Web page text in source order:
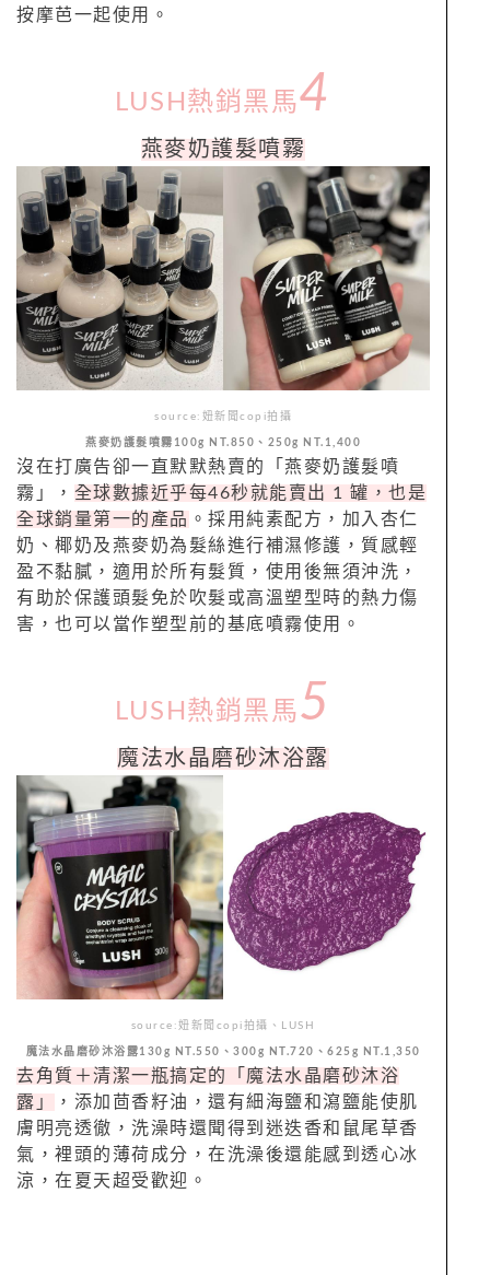
按摩芭一起使用。
LUSH熱銷黑馬4
燕麥奶護髮噴霧
source:妞新聞copi拍攝
燕麥奶護髮噴霧100g NT.850、250g NT.1,400
沒在打廣告卻一直默默熱賣的「燕麥奶護髮噴
霧」， 全球數據近乎每46秒就能賣出 1 罐，也是
全球銷量第一的產品 。採用純素配方，加入杏仁
奶、椰奶及燕麥奶為髮絲進行補濕修護，質感輕
盈不黏膩，適用於所有髮質，使用後無須沖洗，
有助於保護頭髮免於吹髮或高溫塑型時的熱力傷
害，也可以當作塑型前的基底噴霧使用。
LUSH熱銷黑馬5
魔法水晶磨砂沐浴露
source:妞新聞copi拍攝、LUSH
魔法水晶磨砂沐浴露130g NT.550、300g NT.720、625g NT.1,350
去角質＋清潔一瓶搞定的「魔法水晶磨砂沐浴
露」
，添加茴香籽油，還有細海鹽和瀉鹽能使肌
膚明亮透徹，洗澡時還聞得到迷迭香和鼠尾草香
氣，裡頭的薄荷成分，在洗澡後還能感到透心冰
涼，在夏天超受歡迎。